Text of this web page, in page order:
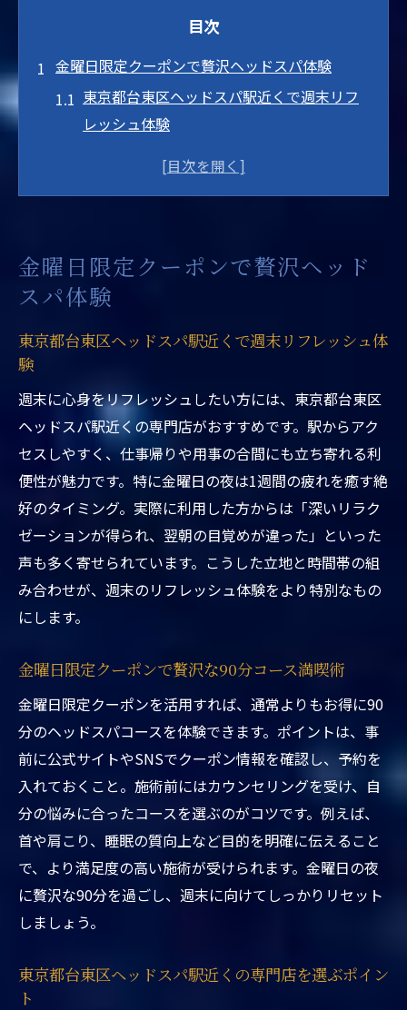
目次
金曜日限定クーポンで贅沢ヘッドスパ体験
東京都台東区ヘッドスパ駅近くで週末リフ
レッシュ体験
金曜日限定クーポンで贅沢な90分コース満
ヘッドスパの値段とコスパを比較して選ぶ
コツ
シャンプー付きヘッドスパで心身を癒す金
曜日のすすめ
東京都台東区ヘッドスパ駅近く体験談でわ
かる満足度
東京都台東区で駅近くヘッドスパを楽しむ方法
駅近くで選ぶ東京都台東区ヘッドスパの最
新トレンド
専門店ならではのヘッドスパ体験で癒しを
実感
東京都台東区ヘッドスパ駅近くのクーポン
の裏技
東京都台東区ヘッドスパ駅近くで人気の施
術サービス
ヘッドスパ専門店の選び方と満足度を高め
るコツ
心身リセットに最適な90分コースの魅力解説
東京都台東区ヘッドスパ駅近くの90分コー
ス体験とは
たっぷり90分で得られる極上リラックス効
ヘッドスパ90分コースで心も身体もリセッ
金曜日限定クーポンで贅沢ヘッド
スパ体験
東京都台東区ヘッドスパ駅近くで週末リフレッシュ体
験
週末に心身をリフレッシュしたい方には、東京都台東区
ヘッドスパ駅近くの専門店がおすすめです。駅からアク
セスしやすく、仕事帰りや用事の合間にも立ち寄れる利
便性が魅力です。特に金曜日の夜は1週間の疲れを癒す絶
好のタイミング。実際に利用した方からは「深いリラク
ゼーションが得られ、翌朝の目覚めが違った」といった
声も多く寄せられています。こうした立地と時間帯の組
み合わせが、週末のリフレッシュ体験をより特別なもの
にします。
金曜日限定クーポンで贅沢な90分コース満喫術
金曜日限定クーポンを活用すれば、通常よりもお得に90
分のヘッドスパコースを体験できます。ポイントは、事
前に公式サイトやSNSでクーポン情報を確認し、予約を
入れておくこと。施術前にはカウンセリングを受け、自
分の悩みに合ったコースを選ぶのがコツです。例えば、
首や肩こり、睡眠の質向上など目的を明確に伝えること
で、より満足度の高い施術が受けられます。金曜日の夜
に贅沢な90分を過ごし、週末に向けてしっかりリセット
しましょう。
東京都台東区ヘッドスパ駅近くの専門店を選ぶポイン
ト